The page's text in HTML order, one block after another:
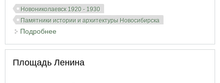
Новониколаевск 1920 - 1930
Памятники истории и архитектуры Новосибирска
Подробнее
Площадь Ленина